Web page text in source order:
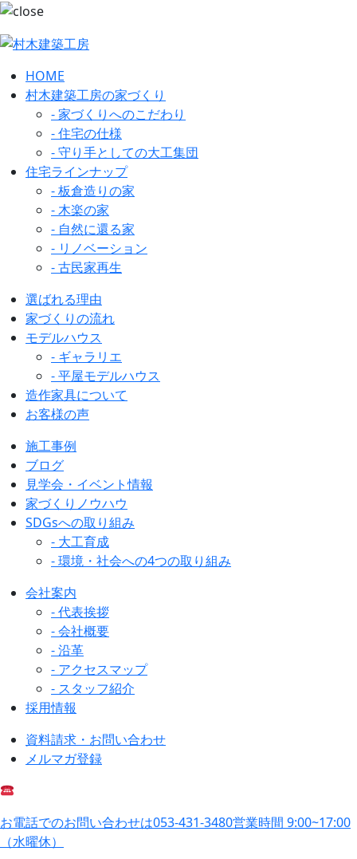
HOME
村木建築工房の家づくり
- 家づくりへのこだわり
- 住宅の仕様
- 守り手としての大工集団
住宅ラインナップ
- 板倉造りの家
- 木楽の家
- 自然に還る家
- リノベーション
- 古民家再生
選ばれる理由
家づくりの流れ
モデルハウス
- ギャラリエ
- 平屋モデルハウス
造作家具について
お客様の声
施工事例
ブログ
見学会・イベント情報
家づくりノウハウ
SDGsへの取り組み
- 大工育成
- 環境・社会への4つの取り組み
会社案内
- 代表挨拶
- 会社概要
- 沿革
- アクセスマップ
- スタッフ紹介
採用情報
資料請求・お問い合わせ
メルマガ登録
お電話でのお問い合わせは053-431-3480営業時間 9:00~17:00
（水曜休）